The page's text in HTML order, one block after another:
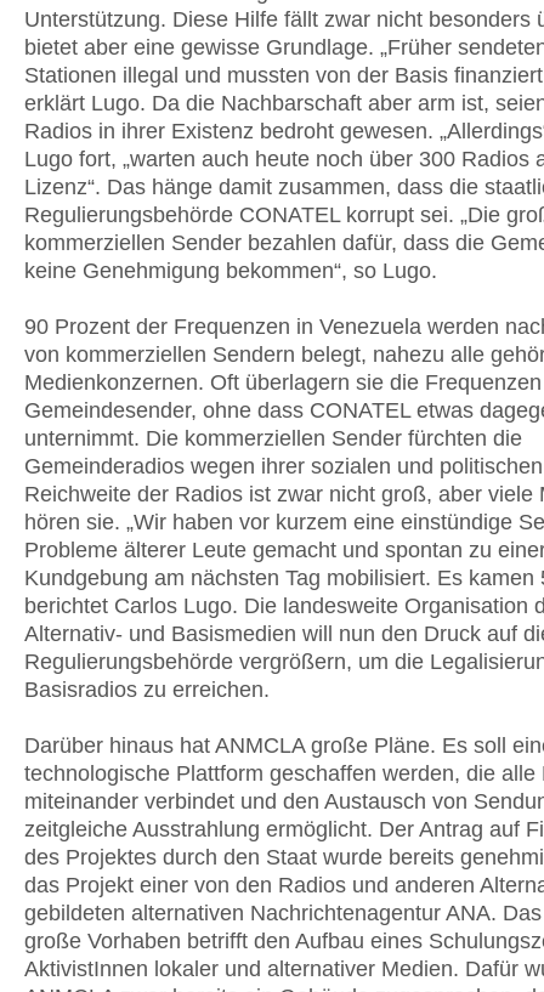
Unterstützung. Diese Hilfe fällt zwar nicht besonders
bietet aber eine gewisse Grundlage. „Früher
Stationen illegal und mussten von der Basis
erklärt Lugo. Da die Nachbarschaft aber arm ist,
Radios in ihrer Existenz bedroht gewesen.
Lugo fort, „warten auch heute noch über 300 Radios
Lizenz“. Das hänge damit zusammen, dass die
Regulierungsbehörde CONATEL korrupt sei. „Die
kommerziellen Sender bezahlen dafür, dass die
keine Genehmigung bekommen“, so Lugo.
90 Prozent der Frequenzen in Venezuela werden
von kommerziellen Sendern belegt, nahezu alle
Medienkonzernen. Oft überlagern sie die
Gemeindesender, ohne dass CONATEL etwas
unternimmt. Die kommerziellen Sender fürchten die
Gemeinderadios wegen ihrer sozialen und
Reichweite der Radios ist zwar nicht groß, aber viele
hören sie. „Wir haben vor kurzem eine einstündige
Probleme älterer Leute gemacht und spontan zu
Kundgebung am nächsten Tag mobilisiert. Es kamen
berichtet Carlos Lugo. Die landesweite Organisation
Alternativ- und Basismedien will nun den Druck auf
Regulierungsbehörde vergrößern, um die
Basisradios zu erreichen.
Darüber hinaus hat ANMCLA große Pläne. Es soll
technologische Plattform geschaffen werden, die alle
miteinander verbindet und den Austausch von
zeitgleiche Ausstrahlung ermöglicht. Der Antrag auf
des Projektes durch den Staat wurde bereits
das Projekt einer von den Radios und anderen
gebildeten alternativen Nachrichtenagentur ANA.
große Vorhaben betrifft den Aufbau eines
AktivistInnen lokaler und alternativer Medien. Dafür